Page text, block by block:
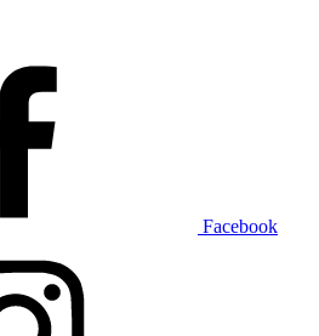
Facebook